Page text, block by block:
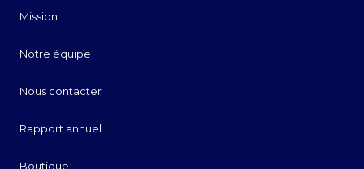
Mission
Notre équipe
Nous contacter
Rapport annuel
Boutique